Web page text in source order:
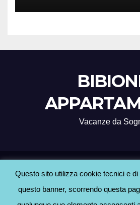
Vacanze da
Proudly powered by WordPress Tema:
HomeAgenzie BibioneBLOGContattiHotel a
Questo sito utilizza cookie tecnici e
questo banner, scorrendo questa